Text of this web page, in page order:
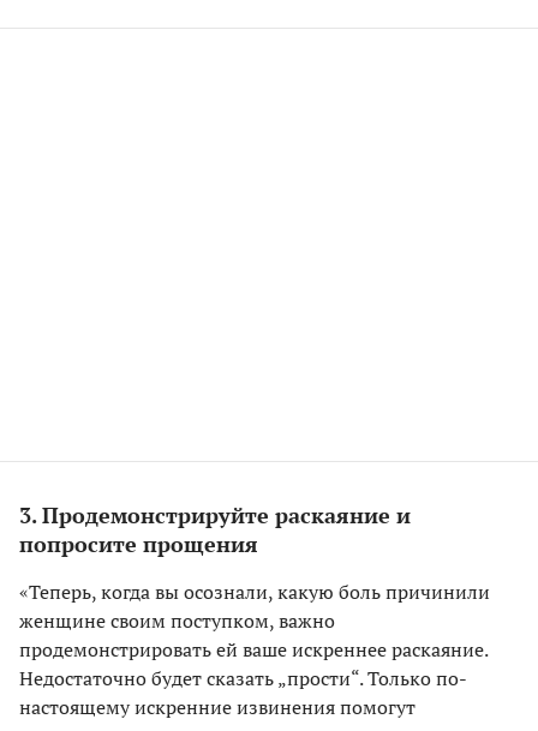
3. Продемонстрируйте раскаяние и
попросите прощения
«Теперь, когда вы осознали, какую боль причинили
женщине своим поступком, важно
продемонстрировать ей ваше искреннее раскаяние.
Недостаточно будет сказать „прости“. Только по-
настоящему искренние извинения помогут